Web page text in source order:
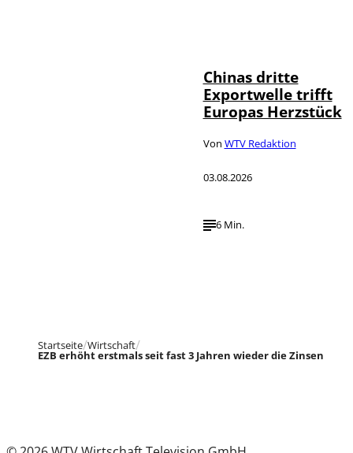
Chinas dritte
Exportwelle trifft
Europas Herzstück
Von WTV Redaktion
03.08.2026
6 Min.
Startseite Wirtschaft
EZB erhöht erstmals seit fast 3 Jahren wieder die Zinsen